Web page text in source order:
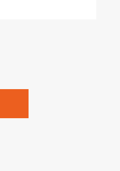
変更後のサービスを含
す。
Zine」「HRzine」